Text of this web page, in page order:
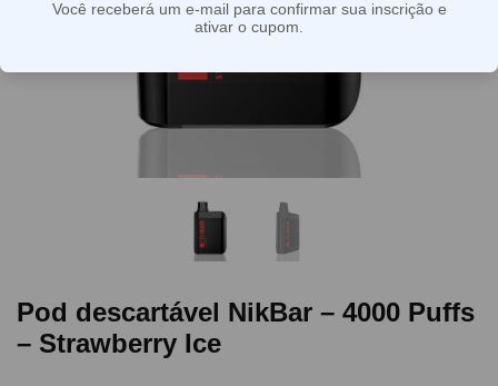
Pod descartável NikBar – 4000 Puffs
– Strawberry Ice
Você receberá um e-mail para confirmar sua inscrição e
ativar o cupom.